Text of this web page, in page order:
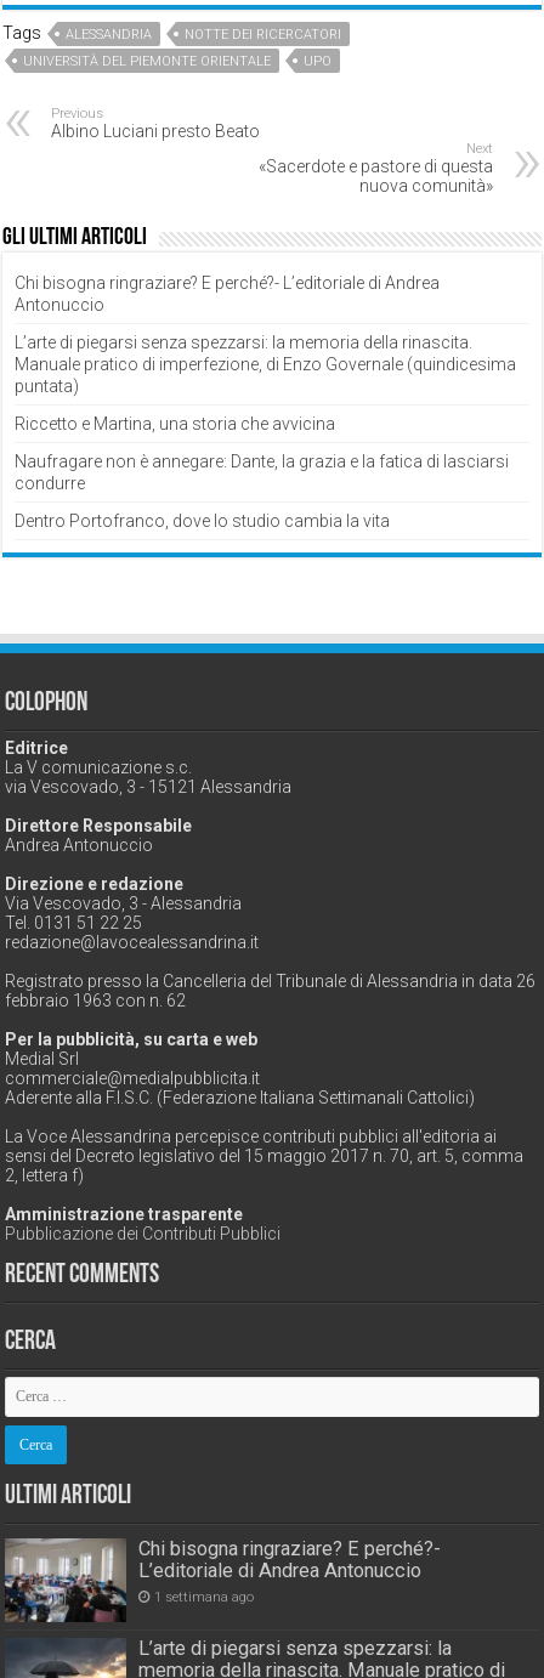
Tags ALESSANDRIA
NOTTE DEI RICERCATORI
UNIVERSITÀ DEL PIEMONTE ORIENTALE
UPO
Previous
Albino Luciani presto Beato
Next
«Sacerdote e pastore di questa
nuova comunità»
Gli ultimi articoli
Chi bisogna ringraziare? E perché?- L’editoriale di Andrea
Antonuccio
L’arte di piegarsi senza spezzarsi: la memoria della rinascita.
Manuale pratico di imperfezione, di Enzo Governale (quindicesima
puntata)
Riccetto e Martina, una storia che avvicina
Naufragare non è annegare: Dante, la grazia e la fatica di lasciarsi
condurre
Dentro Portofranco, dove lo studio cambia la vita
Colophon
Editrice
La V comunicazione s.c.
via Vescovado, 3 - 15121 Alessandria
Direttore Responsabile
Andrea Antonuccio
Direzione e redazione
Via Vescovado, 3 - Alessandria
Tel. 0131 51 22 25
redazione@lavocealessandrina.it
Registrato presso la Cancelleria del Tribunale di Alessandria in data 26
febbraio 1963 con n. 62
Per la pubblicità, su carta e web
Medial Srl
commerciale@medialpubblicita.it
Aderente alla F.I.S.C. (Federazione Italiana Settimanali Cattolici)
La Voce Alessandrina percepisce contributi pubblici all'editoria ai
sensi del Decreto legislativo del 15 maggio 2017 n. 70, art. 5, comma
2, lettera f)
Amministrazione trasparente
Pubblicazione dei Contributi Pubblici
Recent Comments
Cerca
Ultimi Articoli
Chi bisogna ringraziare? E perché?-
L’editoriale di Andrea Antonuccio
1 settimana ago
L’arte di piegarsi senza spezzarsi: la
memoria della rinascita. Manuale pratico di